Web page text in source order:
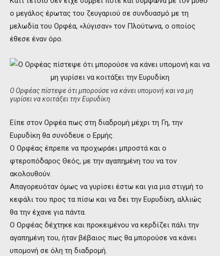
ο μεγάλος έρωτας του ζευγαριού σε συνδυασμό με τη
μελωδία του Ορφέα, «λύγισαν» τον Πλούτωνα, ο οποίος
έθεσε έναν όρο.
Ο Ορφέας πίστεψε ότι μπορούσε να κάνει υπομονή και να μη
γυρίσει να κοιτάξει την Ευρυδίκη
Είπε στον Ορφέα πως στη διαδρομή μέχρι τη Γη, την
Ευρυδίκη θα συνόδευε ο Ερμής.
Ο Ορφέας έπρεπε να προχωράει μπροστά και ο
φτεροπόδαρος Θεός, με την αγαπημένη του να τον
ακολουθούν.
Απαγορευόταν όμως να γυρίσει έστω και για μια στιγμή το
κεφάλι του προς τα πίσω και να δει την Ευρυδίκη, αλλιώς
θα την έχανε για πάντα.
Ο Ορφέας δέχτηκε και προκειμένου να κερδίζει πάλι την
αγαπημένη του, ήταν βέβαιος πως θα μπορούσε να κάνει
υπομονή σε όλη τη διαδρομή.